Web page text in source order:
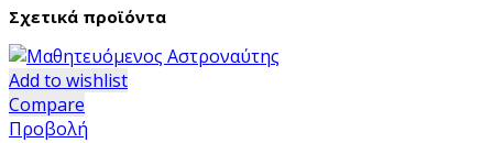
Σχετικά προϊόντα
Add to wishlist
Compare
Προβολή